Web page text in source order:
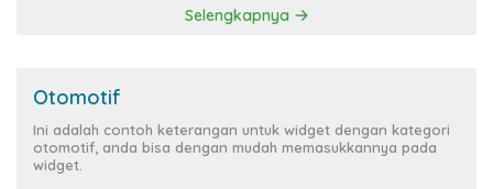
Selengkapnya
Otomotif
Ini adalah contoh keterangan untuk widget dengan kategori
otomotif, anda bisa dengan mudah memasukkannya pada
widget.